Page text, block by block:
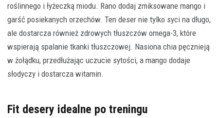
roślinnego i łyżeczką miodu. Rano dodaj zmiksowane mango i
garść posiekanych orzechów. Ten deser nie tylko syci na długo,
ale dostarcza również zdrowych tłuszczów omega-3, które
wspierają spalanie tkanki tłuszczowej. Nasiona chia pęcznieją
w żołądku, przedłużając uczucie sytości, a mango dodaje
słodyczy i dostarcza witamin.
Fit desery idealne po treningu